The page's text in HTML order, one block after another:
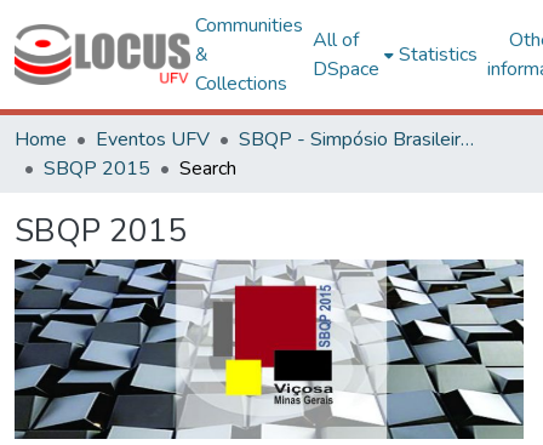
Communities
&
Collections
All of
DSpace
Statistics
Home Eventos UFV
SBQP - Simpósio Brasileiro de Qualidade do Projeto no Ambiente Construído
SBQP 2015
Search
SBQP 2015